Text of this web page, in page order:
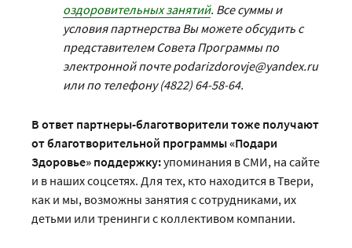
оздоровительных занятий. Все суммы и
условия партнерства Вы можете обсудить с
представителем Совета Программы по
электронной почте podarizdorovje@yandex.ru
или по телефону (4822) 64-58-64.
В ответ партнеры-благотворители тоже получают
от благотворительной программы «Подари
Здоровье» поддержку:упоминания в СМИ, на сайте
и в наших соцсетях. Для тех, кто находится в Твери,
как и мы, возможны занятия с сотрудниками, их
детьми или тренинги с коллективом компании.